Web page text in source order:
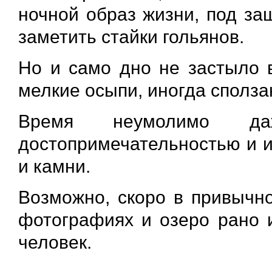
ночной образ жизни, под
заметить стайки гольянов.
Но и само дно не застыло
мелкие осыпи, иногда
Время неумолимо
достопримечательностью и
и камни.
Возможно, скоро в
фотографиях и озеро рано
человек.